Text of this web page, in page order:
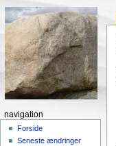
navigation
Forside
Seneste ændringer